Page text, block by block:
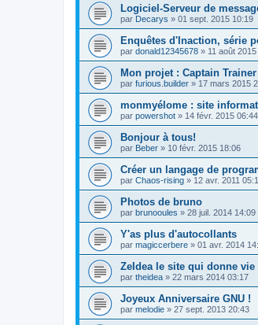
Logiciel-Serveur de
par Decarys » 01 sept. 2015 10:19
Enquêtes d'Inaction, série
par donald12345678 » 11 août
Mon projet : Captain Trainer
par furious.builder » 17 mars 2015
monmyélome : site
par powershot » 14 févr. 2015 06:44
Bonjour à tous!
par Beber » 10 févr. 2015 18:06
Créer un langage de
par Chaos-rising » 12 avr. 2011
Photos de bruno
par brunooules » 28 juil. 2014 14:09
Y'as plus d'autocollants
par magiccerbere » 01 avr. 2014
ZeIdea le site qui donne vie
par theidea » 22 mars 2014 03:17
Joyeux Anniversaire GNU !
par melodie » 27 sept. 2013 20:43